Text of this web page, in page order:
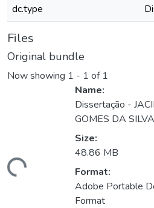
dc.type
Files
Original bundle
Now showing 1 - 1 of 1
Name:
Dissertação -
GOMES DA
Size:
48.86 MB
Format:
Adobe Portable
Format